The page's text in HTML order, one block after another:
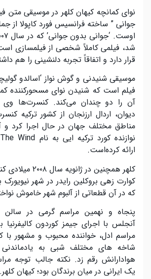
نوای کمانچه کیهان کلهر در موسیقی متن
جوانی ” ساخته فرانسیس فورد کاپولا از
شد، فیلمی کاملاً شخصی از فیلمسازی
قرار دارد و اتفاقاً تجربه دلنشینی را هم
موسیقی شنیدنی و گوش نواز ‘اسالدو
فیلم است که شنیدن نوای مسحورکننده
آن را دو چندان می‌کند. کنسرت‌ها وی
دیوان، اردال ارزنجان از کشور ترکیه
مناطق مختلف جهان در حال اجرا کرد و
ارائه کرده‌است.
کلهر همچنین در
کوارت زهی بروکلین رایدر در شهر
که در آن قطعاتی از آلبوم شهر خاموش
پنجاه و نهمین مراسم گرمی در سالن
آنجلس با اجرای جیمز کوردون کالیفرنیا
شاخه های مختلف شبی به
هوادارانش رقم زد. نکته جالب توجه
یک ایرانی در میان برندگان بود؛ کیهان کلهر.